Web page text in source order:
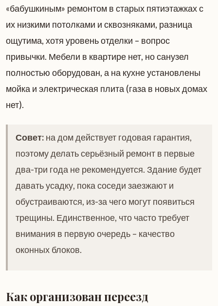
«бабушкиным» ремонтом в старых пятиэтажках с
их низкими потолками и сквозняками, разница
ощутима, хотя уровень отделки – вопрос
привычки. Мебели в квартире нет, но санузел
полностью оборудован, а на кухне установлены
мойка и электрическая плита (газа в новых домах
нет).
Совет: на дом действует годовая гарантия,
поэтому делать серьёзный ремонт в первые
два-три года не рекомендуется. Здание будет
давать усадку, пока соседи заезжают и
обустраиваются, из-за чего могут появиться
трещины. Единственное, что часто требует
внимания в первую очередь – качество
оконных блоков.
Как организован переезд